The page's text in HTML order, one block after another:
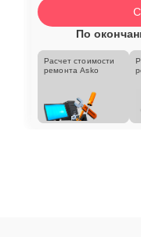
По
Расчет стоимости
ремонта Asko